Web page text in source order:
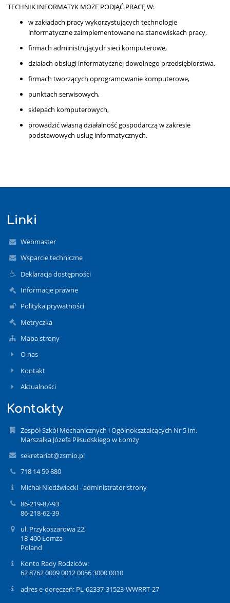
TECHNIK INFORMATYK MOŻE PODJĄĆ PRACĘ W:
w zakładach pracy wykorzystujących technologie
informatyczne zaimplementowane na stanowiskach pracy,
firmach administrujących sieci komputerowe,
działach obsługi informatycznej dowolnego przedsiębiorstwa,
firmach tworzących oprogramowanie komputerowe,
punktach serwisowych,
sklepach komputerowych,
prowadzić własną działalność gospodarczą w zakresie
podstawowych usług informatycznych.
Linki
Webmaster
Wsparcie techniczne
Deklaracja dostępności
Informacje prawne
Polityka prywatności
Metryczka
Mapa strony
O nas
Kontakt
Aktualności
Kontakty
Zespół Szkół Mechanicznych i Ogólnokształcących Nr 5 im.
Marszałka Józefa Piłsudskiego w Łomży
sekretariat@zsmio.pl
718 14 59 880
Michał Niedźwiecki - administrator strony
86-219-87-93
86-218-62-39
ul. Przykoszarowa 22,
18-400 Łomża
Poland
Konto Rady Rodziców:
62 8762 0009 0012 0056 3000 0010
adres e-doręczeń: PL-62337-31523-WWRRT-27